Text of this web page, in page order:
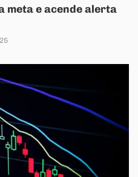
meta e acende alerta